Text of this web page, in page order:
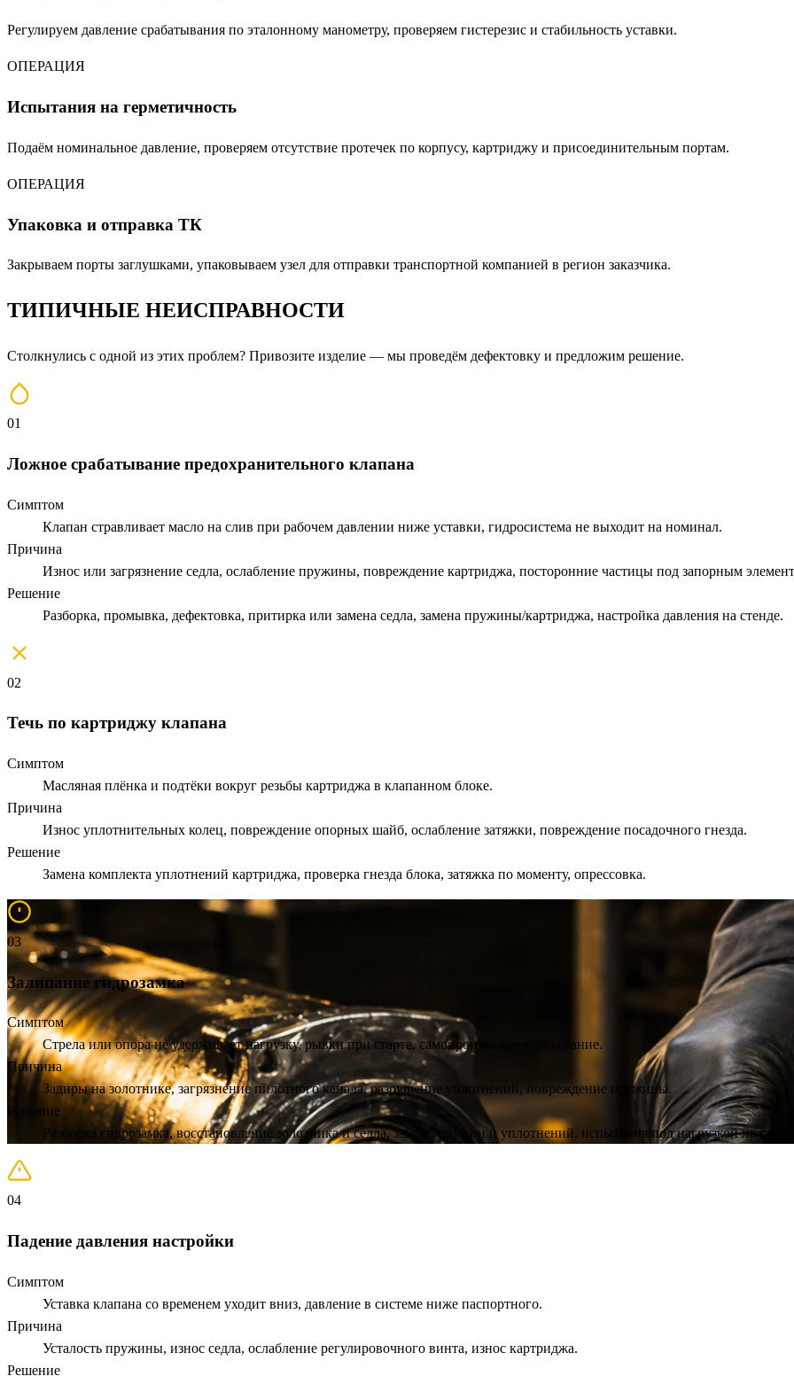
Регулируем давление срабатывания по эталонному манометру, проверяем гистерезис и стабильность уставки.
ОПЕРАЦИЯ
Испытания на герметичность
Подаём номинальное давление, проверяем отсутствие протечек по корпусу, картриджу и присоединительным портам.
ОПЕРАЦИЯ
Упаковка и отправка ТК
Закрываем порты заглушками, упаковываем узел для отправки транспортной компанией в регион заказчика.
ТИПИЧНЫЕ НЕИСПРАВНОСТИ
Столкнулись с одной из этих проблем? Привозите изделие — мы проведём дефектовку и предложим решение.
01
Ложное срабатывание предохранительного клапана
Симптом
Клапан стравливает масло на слив при рабочем давлении ниже уставки, гидросистема не выходит на номинал.
Причина
Износ или загрязнение седла, ослабление пружины, повреждение картриджа, посторонние частицы под запорным
Решение
Разборка, промывка, дефектовка, притирка или замена седла, замена пружины/картриджа, настройка давления на стенде.
02
Течь по картриджу клапана
Симптом
Масляная плёнка и подтёки вокруг резьбы картриджа в клапанном блоке.
Причина
Износ уплотнительных колец, повреждение опорных шайб, ослабление затяжки, повреждение посадочного гнезда.
Решение
Замена комплекта уплотнений картриджа, проверка гнезда блока, затяжка по моменту, опрессовка.
03
Залипание гидрозамка
Симптом
Стрела или опора не удерживает нагрузку, рывки при старте, самопроизвольное опускание.
Причина
Задиры на золотнике, загрязнение пилотного канала, разрушение уплотнений, повреждение пружины.
Решение
Разборка гидрозамка, восстановление золотника и седла, замена пружин и уплотнений, испытания под нагрузкой на
04
Падение давления настройки
Симптом
Уставка клапана со временем уходит вниз, давление в системе ниже паспортного.
Причина
Усталость пружины, износ седла, ослабление регулировочного винта, износ картриджа.
Решение